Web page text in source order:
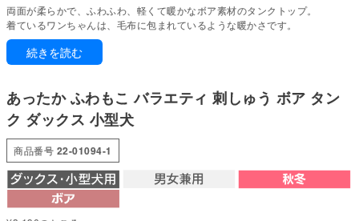
両面が柔らかで、ふわふわ、軽くて暖かなボア素材のタンクトップ。
着ているワンちゃんは、毛布に包まれているような暖かさです。
1枚での着用でも、インナー付パンツやスカート、重ね着つなぎなどと組み
合わせたりも良し。
何とでも合わせやすいこれからの季節にマッチした1枚です。
動きやすく、締めつけのない着用感を保つために伸縮性にこだわった素材を
選んでいます。
伸縮性も良く、自由な動きを妨げない快適な着心地。お腹周りは、ゴム使用
で体にとフィットします。男の子も女の子も、フィットできるよう考慮した
お腹周りでおしっこうんちも汚れず快適。
ウエア初心者から上級者まで大活躍のアイテムです。
●本体：珊瑚フリース(両面ボア)(ポリエステル100%)
続きを読む
あったか ふわもこ バラエティ 刺しゅう ボア タン
ク ダックス 小型犬
商品番号 22-01094-1